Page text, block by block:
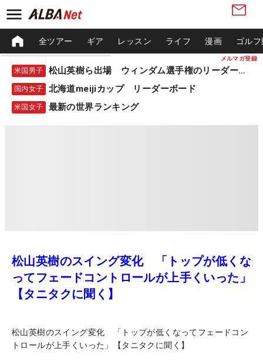
メルマガ登録
全ツアー ギア レッスン ライフ 漫画 ゴル
米国男子 松山英樹ら出場 ウィンダム選手権のリーダーボード
国内女子 北海道meijiカップ リーダーボード
米国女子 最新の世界ランキング
松山英樹のスイング変化 「トップが低くな
ってフェードコントロールが上手くいった」
【タニタクに聞く】
松山英樹のスイング変化 「トップが低くなってフェードコン
トロールが上手くいった」【タニタクに聞く】